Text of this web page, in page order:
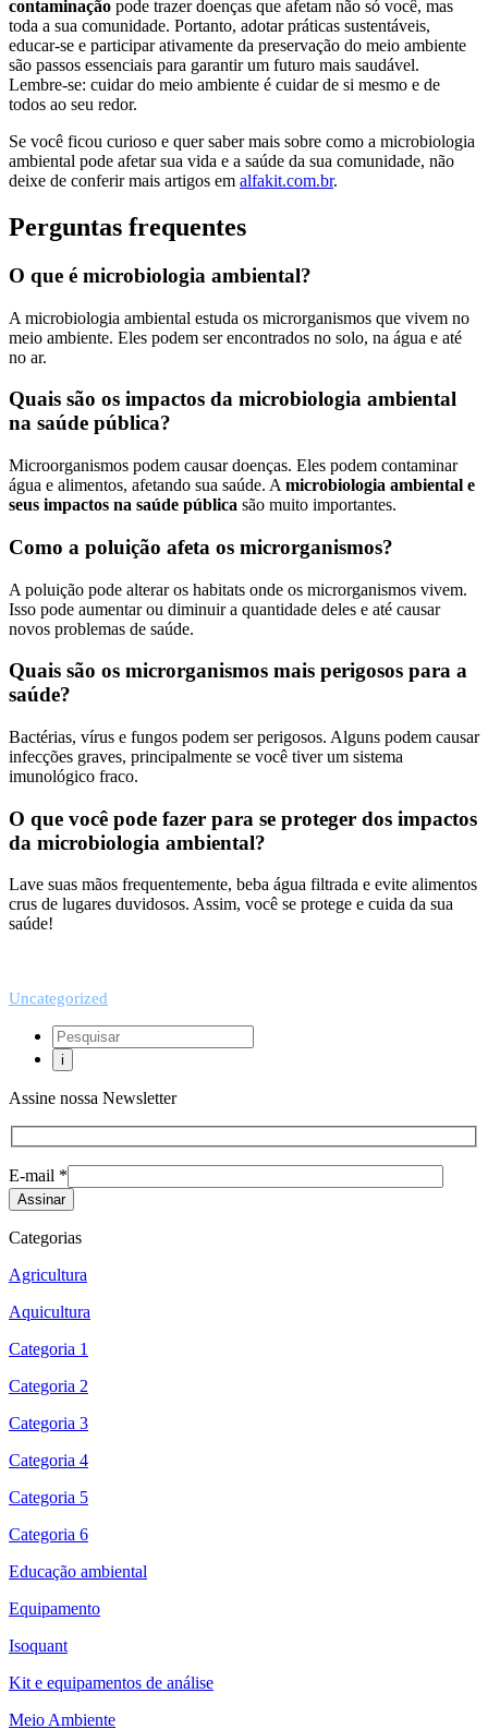
contaminação pode trazer doenças que afetam não só você, mas
toda a sua comunidade. Portanto, adotar práticas sustentáveis,
educar-se e participar ativamente da preservação do meio ambiente
são passos essenciais para garantir um futuro mais saudável.
Lembre-se: cuidar do meio ambiente é cuidar de si mesmo e de
todos ao seu redor.
Se você ficou curioso e quer saber mais sobre como a microbiologia
ambiental pode afetar sua vida e a saúde da sua comunidade, não
deixe de conferir mais artigos em alfakit.com.br.
Perguntas frequentes
O que é microbiologia ambiental?
A microbiologia ambiental estuda os microrganismos que vivem no
meio ambiente. Eles podem ser encontrados no solo, na água e até
no ar.
Quais são os impactos da microbiologia ambiental
na saúde pública?
Microorganismos podem causar doenças. Eles podem contaminar
água e alimentos, afetando sua saúde. A microbiologia ambiental e
seus impactos na saúde pública são muito importantes.
Como a poluição afeta os microrganismos?
A poluição pode alterar os habitats onde os microrganismos vivem.
Isso pode aumentar ou diminuir a quantidade deles e até causar
novos problemas de saúde.
Quais são os microrganismos mais perigosos para a
saúde?
Bactérias, vírus e fungos podem ser perigosos. Alguns podem causar
infecções graves, principalmente se você tiver um sistema
imunológico fraco.
O que você pode fazer para se proteger dos impactos
da microbiologia ambiental?
Lave suas mãos frequentemente, beba água filtrada e evite alimentos
crus de lugares duvidosos. Assim, você se protege e cuida da sua
saúde!
Uncategorized
Assine nossa Newsletter
E-mail *
Categorias
Agricultura
Aquicultura
Categoria 1
Categoria 2
Categoria 3
Categoria 4
Categoria 5
Categoria 6
Educação ambiental
Equipamento
Isoquant
Kit e equipamentos de análise
Meio Ambiente